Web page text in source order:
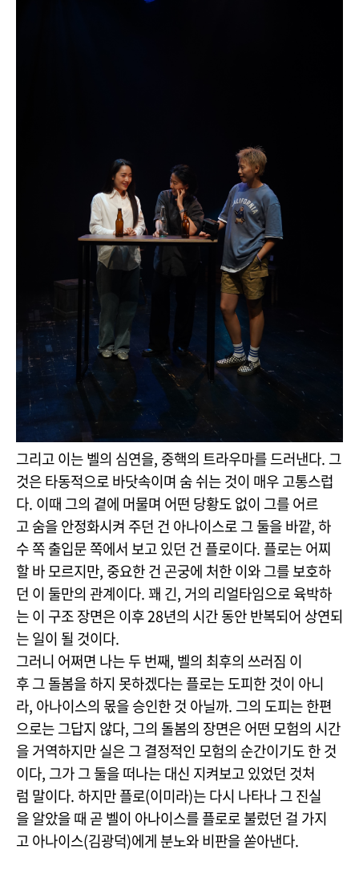
그리고 이는 벨의 심연을, 중핵의 트라우마를 드러낸다. 그
것은 타동적으로 바닷속이며 숨 쉬는 것이 매우 고통스럽
다. 이때 그의 곁에 머물며 어떤 당황도 없이 그를 어르
고 숨을 안정화시켜 주던 건 아나이스로 그 둘을 바깥, 하
수 쪽 출입문 쪽에서 보고 있던 건 플로이다. 플로는 어찌
할 바 모르지만, 중요한 건 곤궁에 처한 이와 그를 보호하
던 이 둘만의 관계이다. 꽤 긴, 거의 리얼타임으로 육박하
는 이 구조 장면은 이후 28년의 시간 동안 반복되어 상연되
는 일이 될 것이다.
그러니 어쩌면 나는 두 번째, 벨의 최후의 쓰러짐 이
후 그 돌봄을 하지 못하겠다는 플로는 도피한 것이 아니
라, 아나이스의 몫을 승인한 것 아닐까. 그의 도피는 한편
으로는 그답지 않다, 그의 돌봄의 장면은 어떤 모험의 시간
을 거역하지만 실은 그 결정적인 모험의 순간이기도 한 것
이다, 그가 그 둘을 떠나는 대신 지켜보고 있었던 것처
럼 말이다. 하지만 플로(이미라)는 다시 나타나 그 진실
을 알았을 때 곧 벨이 아나이스를 플로로 불렀던 걸 가지
고 아나이스(김광덕)에게 분노와 비판을 쏟아낸다.